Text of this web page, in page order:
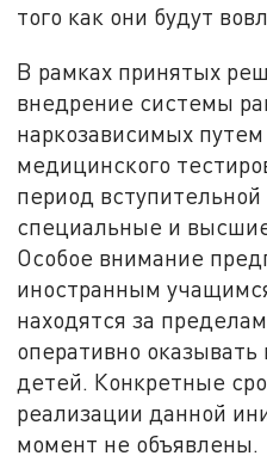
того как они будут
В рамках принятых
внедрение системы
наркозависимых путем
медицинского
период
специальные и
Особое внимание
иностранным
находятся за
оперативно
детей. Конкретные
реализации данной
момент не объявлены.